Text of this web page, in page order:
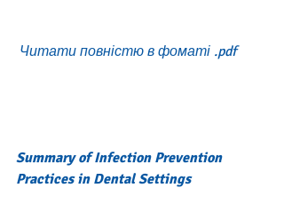
Читати повністю в фоматі .pdf
Summary of Infection Prevention
Practices in Dental Settings